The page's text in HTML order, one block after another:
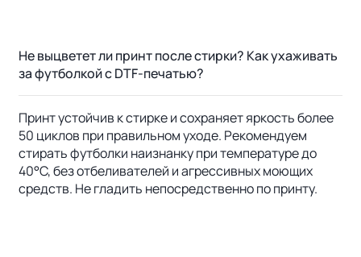
Не выцветет ли принт после стирки? Как ухаживать
за футболкой с DTF-печатью?
Принт устойчив к стирке и сохраняет яркость более
50 циклов при правильном уходе. Рекомендуем
стирать футболки наизнанку при температуре до
40°C, без отбеливателей и агрессивных моющих
средств. Не гладить непосредственно по принту.